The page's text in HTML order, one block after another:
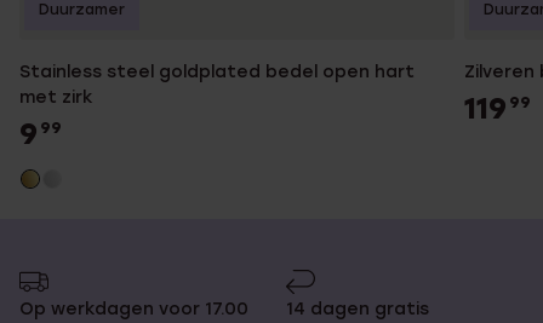
Stainless steel goldplated bedel open hart
met zirk
9 99
Duurzamer
Zilveren
119 99
Op werkdagen voor 17.00
14 dagen gratis